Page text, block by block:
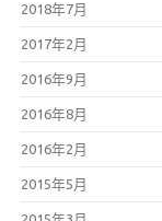
2018年7月
2017年2月
2016年9月
2016年8月
2016年2月
2015年5月